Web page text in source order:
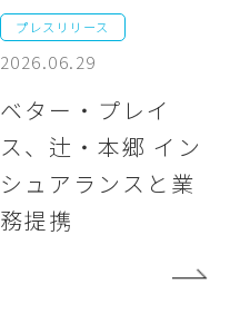
プレスリリース
2026.06.29
ベター・プレイ
ス、辻・本郷 イン
シュアランスと業
務提携